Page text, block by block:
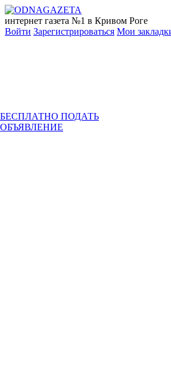
интернет газета №1 в Кривом Роге
Войти Зарегистрироваться Мои
БЕСПЛАТНО ПОДАТЬ
ОБЪЯВЛЕНИЕ